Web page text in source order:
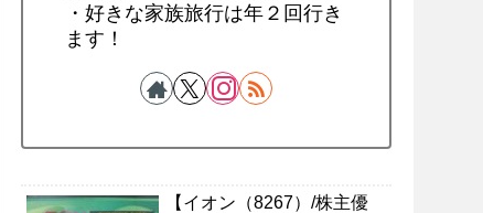
・好きな家族旅行は年２回行き
ます！
【イオン（8267）/株主優